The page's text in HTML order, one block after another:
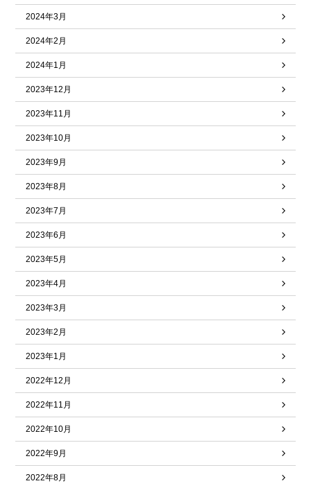
2024年3月
2024年2月
2024年1月
2023年12月
2023年11月
2023年10月
2023年9月
2023年8月
2023年7月
2023年6月
2023年5月
2023年4月
2023年3月
2023年2月
2023年1月
2022年12月
2022年11月
2022年10月
2022年9月
2022年8月